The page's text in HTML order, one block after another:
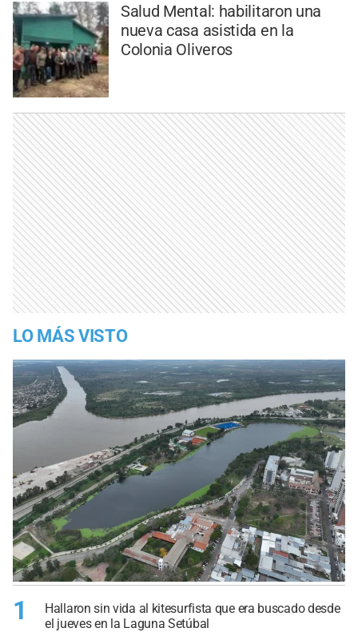
Salud Mental: habilitaron una
nueva casa asistida en la
Colonia Oliveros
LO MÁS VISTO
1
Hallaron sin vida al kitesurfista que era buscado desde
el jueves en la Laguna Setúbal